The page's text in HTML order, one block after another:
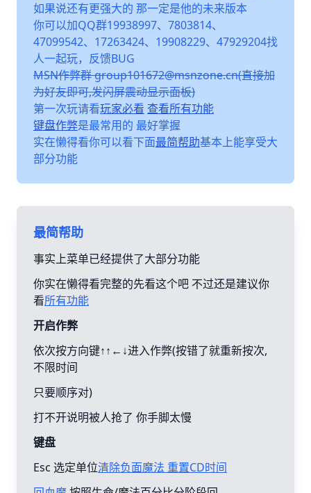
如果说还有更强大的 那一定是他的未来版本
你可以加QQ群19938997、7803814、
47099542、17263424、19908229、47929204找
人一起玩，反馈BUG
MSN作弊群 group101672@msnzone.cn(直接加
为好友即可,发闪屏震动显示面板)
第一次玩请看玩家必看 查看所有功能
键盘作弊是最常用的 最好掌握
实在懒得看你可以看下面最简帮助基本上能享受大
部分功能
最简帮助
事实上菜单已经提供了大部分功能
你实在懒得看完整的先看这个吧 不过还是建议你
看所有功能
开启作弊
依次按方向键↑↑←↓进入作弊(按错了就重新按次,
不限时间
只要顺序对)
打不开说明被人抢了 你手脚太慢
键盘
Esc 选定单位清除负面魔法 重置CD时间